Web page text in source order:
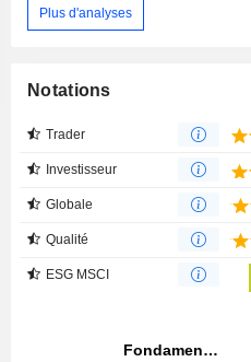
Plus d'analyses
Notations
Trader
Investisseur
Globale
Qualité
ESG MSCI